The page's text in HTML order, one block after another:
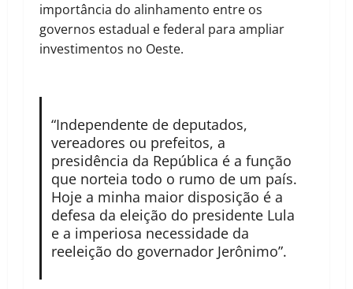
importância do alinhamento entre os
governos estadual e federal para ampliar
investimentos no Oeste.
“Independente de deputados,
vereadores ou prefeitos, a
presidência da República é a função
que norteia todo o rumo de um país.
Hoje a minha maior disposição é a
defesa da eleição do presidente Lula
e a imperiosa necessidade da
reeleição do governador Jerônimo”.